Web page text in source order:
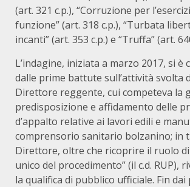
(art. 321 c.p.), “Corruzione per
funzione” (art. 318 c.p.), “Turbata
incanti” (art. 353 c.p.) e “Truffa” (art.
L’indagine, iniziata a marzo 2017, si è
dalle prime battute sull’attività svolta
Direttore reggente, cui competeva la
predisposizione e affidamento delle
d’appalto relative ai lavori edili e
comprensorio sanitario bolzanino; in
Direttore, oltre che ricoprire il ruolo
unico del procedimento” (il c.d. RUP),
la qualifica di pubblico ufficiale. Fin